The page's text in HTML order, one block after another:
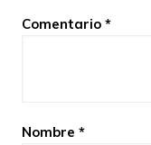
Comentario *
Nombre *